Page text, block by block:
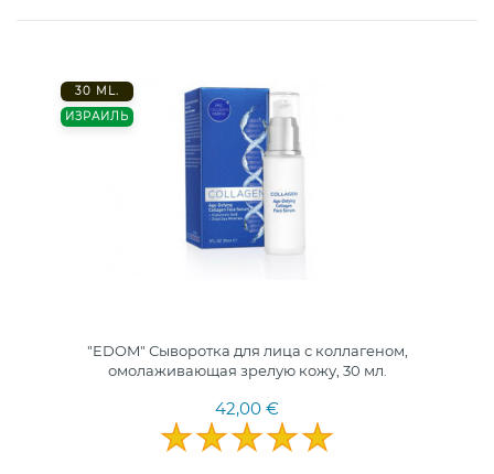
30 ML.
ИЗРАИЛЬ
"EDOM" Сыворотка для лица с коллагеном,
омолаживающая зрелую кожу, 30 мл.
42,00 €